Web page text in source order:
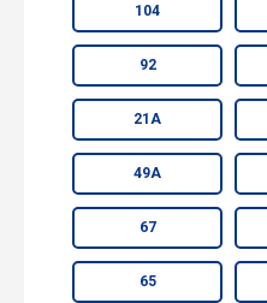
104
92
21А
49А
67
65